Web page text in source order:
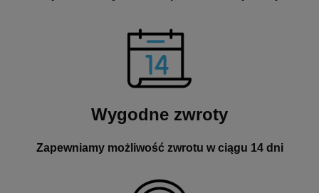
Wygodne zwroty
Zapewniamy możliwość zwrotu w ciągu 14 dni